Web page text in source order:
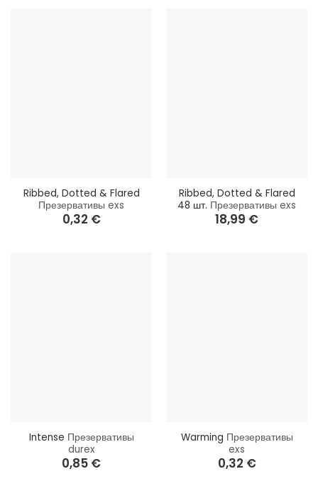
Ribbed, Dotted & Flared
Презервативы exs
0,32 €
Ribbed, Dotted & Flared
48 шт. Презервативы exs
18,99 €
Intense Презервативы
durex
0,85 €
Warming Презервативы
exs
0,32 €